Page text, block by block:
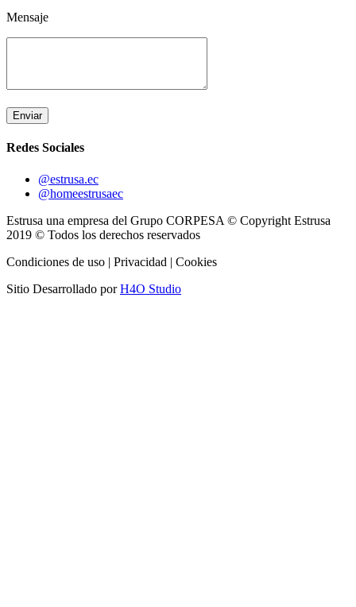
Mensaje
Enviar
Redes Sociales
@estrusa.ec
@homeestrusaec
Estrusa una empresa del Grupo CORPESA © Copyright Estrusa
2019 © Todos los derechos reservados
Condiciones de uso | Privacidad | Cookies
Sitio Desarrollado porH4O Studio